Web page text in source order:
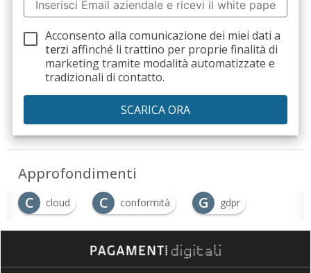
Acconsento alla comunicazione dei miei dati a
terzi affinché li trattino per proprie finalità di
marketing tramite modalità automatizzate e
tradizionali di contatto.
Approfondimenti
C
cloud C conformità G gdpr